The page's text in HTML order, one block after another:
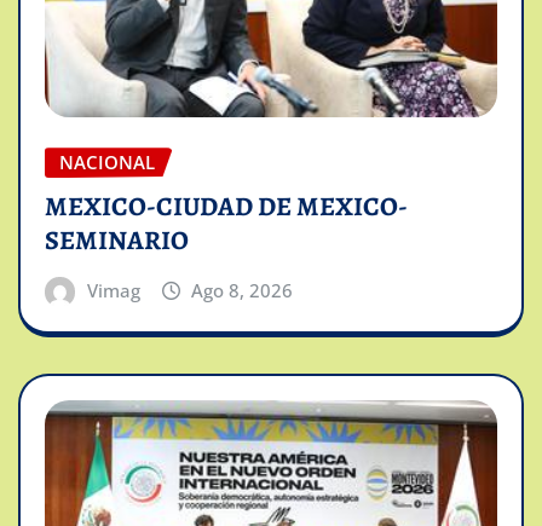
NACIONAL
MEXICO-CIUDAD DE MEXICO-
SEMINARIO
Vimag Ago 8, 2026